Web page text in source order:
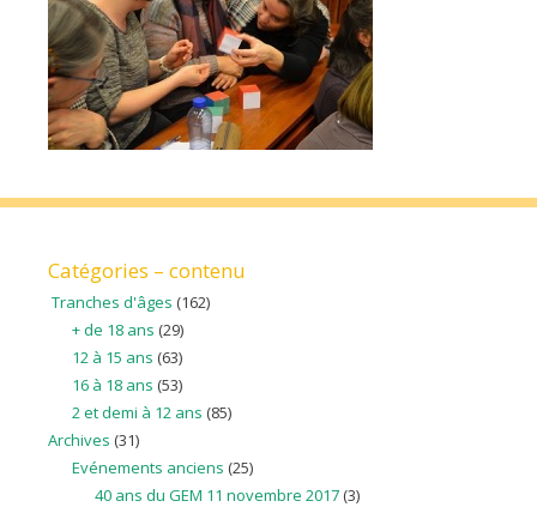
Catégories – contenu
Tranches d'âges (162)
+ de 18 ans (29)
12 à 15 ans (63)
16 à 18 ans (53)
2 et demi à 12 ans (85)
Archives (31)
Evénements anciens (25)
40 ans du GEM 11 novembre 2017 (3)